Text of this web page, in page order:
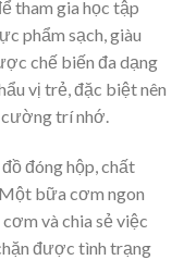
tham gia học tập
phẩm sạch, giàu
chế biến đa dạng
vị trẻ, đặc biệt nên
cường trí nhớ.
đóng hộp, chất
bữa cơm ngon
và chia sẻ việc
được tình trạng